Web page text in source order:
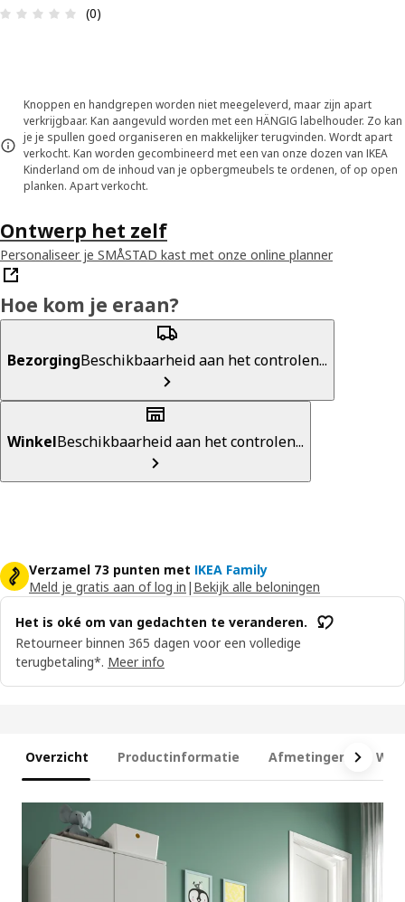
Review: 0 van 5 sterren. Totaal beoordelingen: 0
(0)
Knoppen en handgrepen worden niet meegeleverd, maar zijn apart
verkrijgbaar. Kan aangevuld worden met een HÄNGIG labelhouder. Zo kan
je je spullen goed organiseren en makkelijker terugvinden. Wordt apart
verkocht. Kan worden gecombineerd met een van onze dozen van IKEA
Kinderland om de inhoud van je opbergmeubels te ordenen, of op open
planken. Apart verkocht.
Ontwerp het zelf
Personaliseer je SMÅSTAD kast met onze online planner
Hoe kom je eraan?
BezorgingBeschikbaarheid aan het controlen...
WinkelBeschikbaarheid aan het controlen...
Verzamel 73 punten met IKEA Family
Meld je gratis aan of log in | Bekijk alle beloningen
Het is oké om van gedachten te veranderen.
Retourneer binnen 365 dagen voor een volledige
terugbetaling*. Meer info
Overzicht Productinformatie Afmetingen